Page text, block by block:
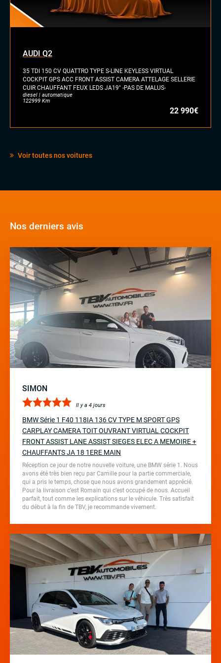
AUDI Q2
35 TDI 150 CV QUATTRO TYPE S-LINE KEYLESS VIRTUAL
COCKPIT GPS ACC FRONT ASSIST CAMERA ATTELAGE SELLERIE
CUIR CHAUFFANT FEUX LEDS JA19" -PAS DE MALUS-
diesel | automatique
122999 Km
22 990€
Voir toutes nos voitures
Nos derniers avis
SIMON
Il y a 4 jours
BMW Série 1 F40 118IA 136 CV TYPE M SPORT GPS
CARPLAY CAMERA TOIT OUVRANT VIRTUAL COCKPIT
FRONT ASSIST LANE ASSIST SIEGES ELEC A MEMOIRE +
CHAUFFANTS JA 18 1ERE MAIN
Réception ce jour de notre nouvelle voiture, une BMW série 1. Nous
avons été très bien reçu par Camille pour la partie commerciale,
qui a pris le temps, chose que nous avons grandement apprécié.
Pour la livraison c’est Romain qui c’est occupé de nous. Accueil
parfait, tout comme les explications sur le véhicule. Très satisfait
du début à la fin de TBV, je recommande vivement.